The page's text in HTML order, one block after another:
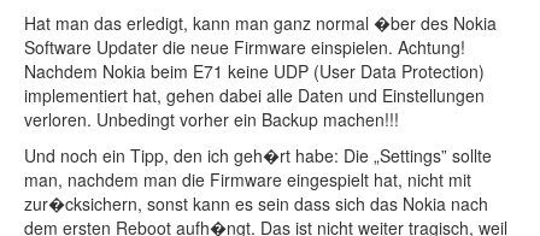
Hat man das erledigt, kann man ganz normal �ber des Nokia
Software Updater die neue Firmware einspielen. Achtung!
Nachdem Nokia beim E71 keine UDP (User Data Protection)
implementiert hat, gehen dabei alle Daten und Einstellungen
verloren. Unbedingt vorher ein Backup machen!!!
Und noch ein Tipp, den ich geh�rt habe: Die „Settings” sollte
man, nachdem man die Firmware eingespielt hat, nicht mit
zur�cksichern, sonst kann es sein dass sich das Nokia nach
dem ersten Reboot aufh�ngt. Das ist nicht weiter tragisch, weil